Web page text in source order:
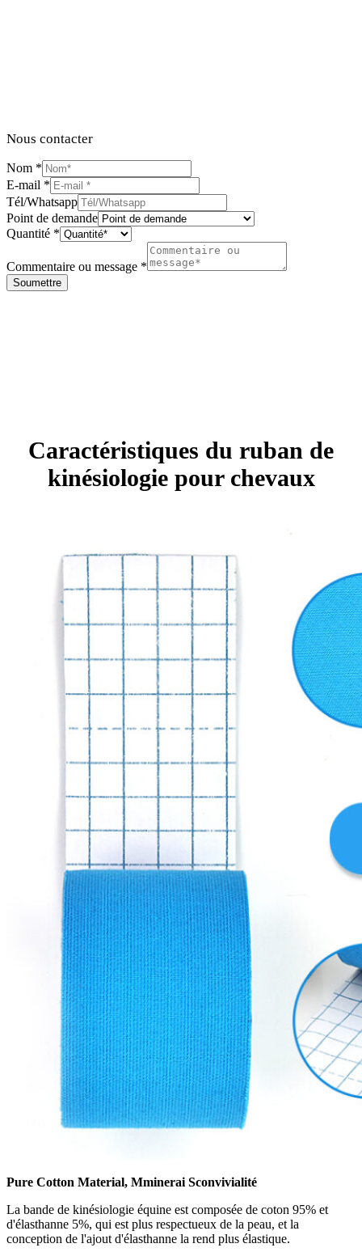
Nous contacter
Nom *
E-mail *
Tél/Whatsapp
Point de demande
Quantité *
Commentaire ou message *
Soumettre
Caractéristiques du ruban de
kinésiologie pour chevaux
Pure Cotton Material, Mminerai Sconvivialité
La bande de kinésiologie équine est composée de coton 95% et
d'élasthanne 5%, qui est plus respectueux de la peau, et la
conception de l'ajout d'élasthanne la rend plus élastique.